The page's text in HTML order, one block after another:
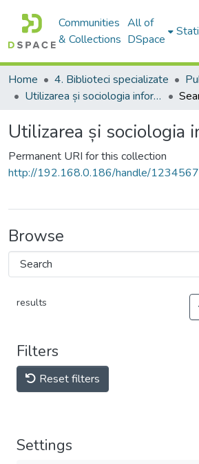
Communities
& Collections
All of
DSpace
Home 4. Biblioteci specializate
Utilizarea și sociologia informației
Utilizarea și sociologia
Permanent URI for this collection
http://192.168.0.186/handle/
Browse
results
Filters
Reset filters
Settings